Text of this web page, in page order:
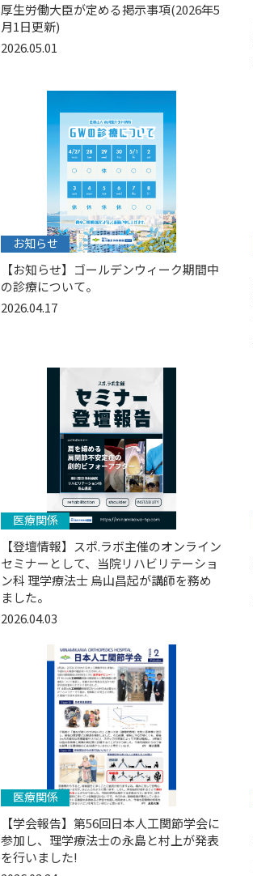
厚生労働大臣が定める掲示事項(2026年5
月1日更新)
2026.05.01
お知らせ
【お知らせ】ゴールデンウィーク期間中
の診療について。
2026.04.17
医療関係
【登壇情報】スポ.ラボ主催のオンライン
セミナーとして、当院リハビリテーショ
ン科 理学療法士 烏山昌起が講師を務め
ました。
2026.04.03
医療関係
【学会報告】第56回日本人工関節学会に
参加し、理学療法士の永島と村上が発表
を行いました!